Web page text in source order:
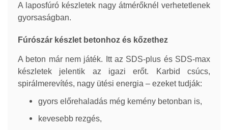
A laposfúró készletek nagy átmérőknél verhetetlenek
gyorsaságban.
Fúrószár készlet betonhoz és kőzethez
A beton már nem játék. Itt az SDS-plus és SDS-max
készletek jelentik az igazi erőt. Karbid csúcs,
spirálmerevítés, nagy ütési energia – ezeket tudják:
gyors előrehaladás még kemény betonban is,
kevesebb rezgés,